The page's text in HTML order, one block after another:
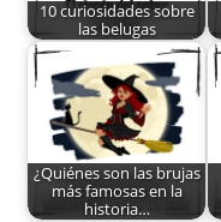
10 curiosidades sobre
las belugas
¿Quiénes son las brujas
más famosas en la
historia…